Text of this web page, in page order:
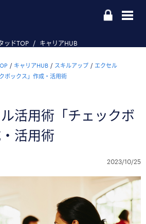
ッドTOP キャリアHUB
キャリアHUB スキルアップ
エクセル
ボックス」作成・活用術
活用術「チェックボ
活用術
2023/10/25